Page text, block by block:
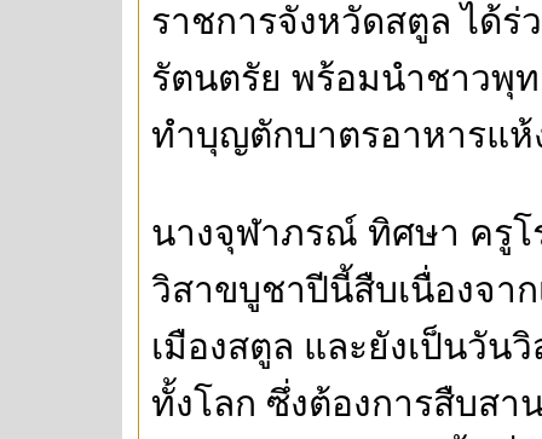
ราชการจังหวัดสตูล ได้ร่
รัตนตรัย พร้อมนำชาวพุ
ทำบุญตักบาตรอาหารแห้
นางจุฬาภรณ์ ทิศษา ครูโ
วิสาขบูชาปีนี้สืบเนื่องจา
เมืองสตูล และยังเป็นวั
ทั้งโลก ซึ่งต้องการสืบส